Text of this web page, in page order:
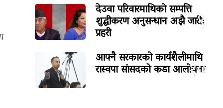
९
देउवा परिवारमाथिको सम्पत्ति
शुद्धीकरण अनुसन्धान अझै जारी:
प्रहरी
१०
आफ्नै सरकारको कार्यशैलीमाथि
रास्वपा सांसदको कडा आलोचना